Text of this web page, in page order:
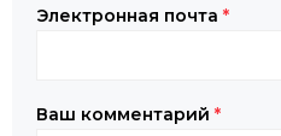
Электронная почта *
Ваш комментарий *